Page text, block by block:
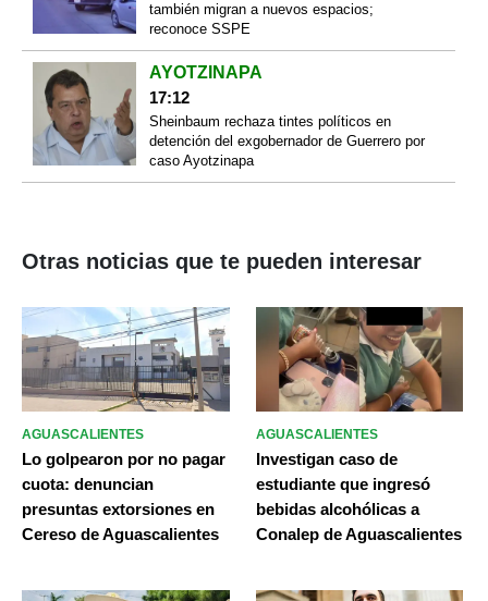
también migran a nuevos espacios;
reconoce SSPE
AYOTZINAPA
17:12
Sheinbaum rechaza tintes políticos en
detención del exgobernador de Guerrero por
caso Ayotzinapa
Otras noticias que te pueden interesar
AGUASCALIENTES
Lo golpearon por no pagar
cuota: denuncian
presuntas extorsiones en
Cereso de Aguascalientes
AGUASCALIENTES
Investigan caso de
estudiante que ingresó
bebidas alcohólicas a
Conalep de Aguascalientes